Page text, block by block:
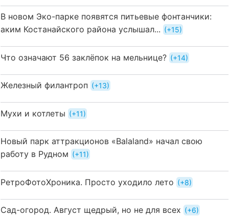
В новом Эко-парке появятся питьевые фонтанчики:
аким Костанайского района услышал...
+15
Что означают 56 заклёпок на мельнице? +14
Железный филантроп +13
Мухи и котлеты +11
Новый парк аттракционов «Balaland» начал свою
работу в Рудном
+11
РетроФотоХроника. Просто уходило лето +8
Сад-огород. Август щедрый, но не для всех +6